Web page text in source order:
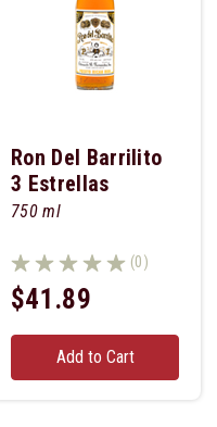
Ron Del Barrilito
3 Estrellas
750 ml
(0)
$41.89
Add to Cart